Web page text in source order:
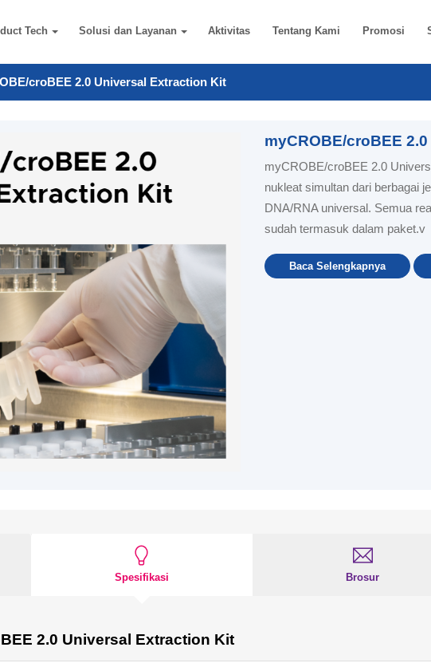
Tech Solusi dan Layanan Aktivitas Tentang Kami Promosi
croBEE 2.0 Universal Extraction Kit
myCROBE/croBEE
myCROBE/croBEE 2.0
nukleat simultan dari berbagai
DNA/RNA universal. Semua
sudah termasuk dalam paket.v
Baca Selengkapnya
Spesifikasi Brosur
2.0 Universal Extraction Kit